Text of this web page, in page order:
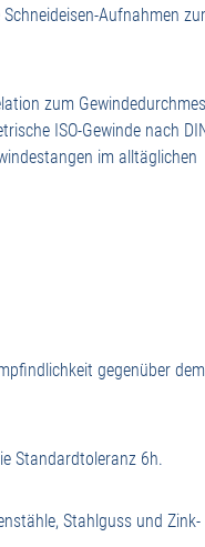
Aufnahmen
zum
ISO-Gewinde nach
im alltäglichen
gegenüber dem
Standardtoleranz 6h.
Stahlguss und Zink-